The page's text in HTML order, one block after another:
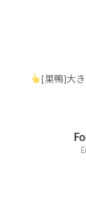
[巣鴨]大